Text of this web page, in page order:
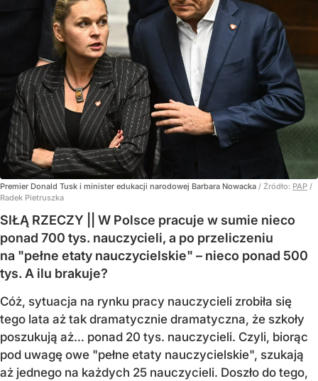
Premier Donald Tusk i minister edukacji narodowej Barbara Nowacka / Źródło: PAP /
Radek Pietruszka
SIŁĄ RZECZY || W Polsce pracuje w sumie nieco
ponad 700 tys. nauczycieli, a po przeliczeniu
na "pełne etaty nauczycielskie" – nieco ponad 500
tys. A ilu brakuje?
Cóż, sytuacja na rynku pracy nauczycieli zrobiła się
tego lata aż tak dramatycznie dramatyczna, że szkoły
poszukują aż… ponad 20 tys. nauczycieli. Czyli, biorąc
pod uwagę owe "pełne etaty nauczycielskie", szukają
aż jednego na każdych 25 nauczycieli. Doszło do tego,